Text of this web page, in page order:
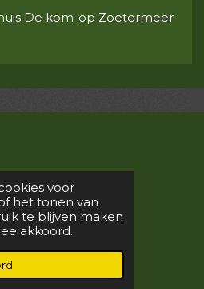
voor
het tonen van
te blijven maken
akkoord.
De kom-op Zoetermeer